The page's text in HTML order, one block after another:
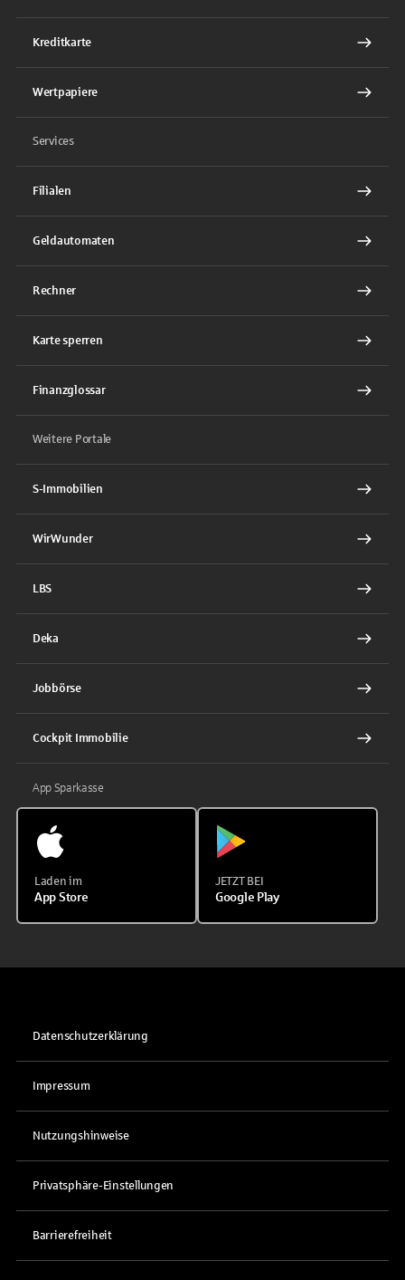
Kreditkarte
Wertpapiere
Services
Filialen
Geldautomaten
Rechner
Karte sperren
Finanzglossar
Weitere Portale
S-Immobilien
WirWunder
LBS
Deka
Jobbörse
Cockpit Immobilie
App Sparkasse
Laden im
App Store
JETZT BEI
Google Play
Datenschutzerklärung
Impressum
Nutzungshinweise
Privatsphäre-Einstellungen
Barrierefreiheit